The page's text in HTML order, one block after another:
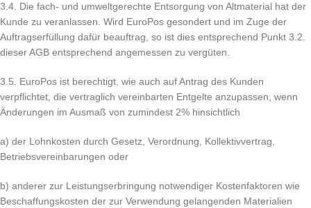
3.4. Die fach- und umweltgerechte Entsorgung von Altmaterial hat der
Kunde zu veranlassen. Wird EuroPos gesondert und im Zuge der
Auftragserfüllung dafür beauftrag, so ist dies entsprechend Punkt 3.2.
dieser AGB entsprechend angemessen zu vergüten.
3.5. EuroPos ist berechtigt, wie auch auf Antrag des Kunden
verpflichtet, die vertraglich vereinbarten Entgelte anzupassen, wenn
Änderungen im Ausmaß von zumindest 2% hinsichtlich
a) der Lohnkosten durch Gesetz, Verordnung, Kollektivvertrag,
Betriebsvereinbarungen oder
b) anderer zur Leistungserbringung notwendiger Kostenfaktoren wie
Beschaffungskosten der zur Verwendung gelangenden Materialien